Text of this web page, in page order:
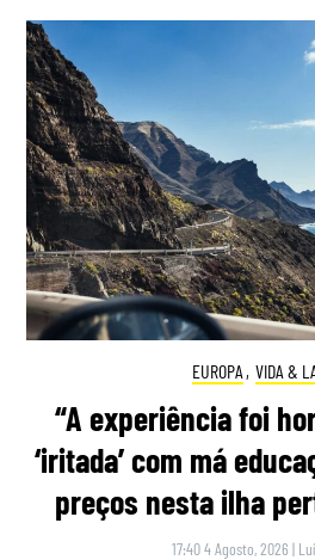
EUROPA , VIDA &
“A experiência foi
‘iritada’ com má
preços nesta ilha
17:40 4 Agosto, 2026 |